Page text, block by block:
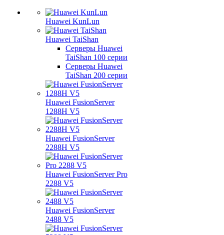
Huawei KunLun
Huawei TaiShan
Серверы Huawei
TaiShan 100 серии
Серверы Huawei
TaiShan 200 серии
Huawei FusionServer
1288H V5
Huawei FusionServer
2288H V5
Huawei FusionServer Pro
2288 V5
Huawei FusionServer
2488 V5